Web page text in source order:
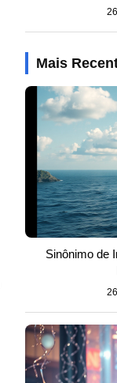
Mais
Sinônimo de